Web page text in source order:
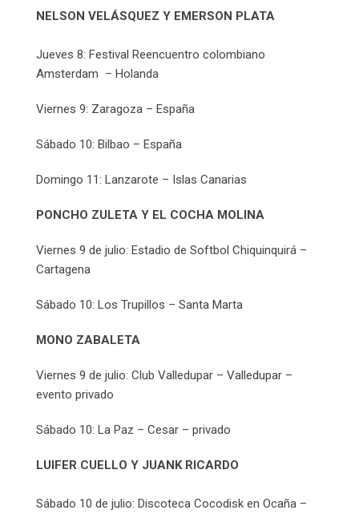
NELSON VELÁSQUEZ Y EMERSON PLATA
Jueves 8: Festival Reencuentro colombiano
Amsterdam – Holanda
Viernes 9: Zaragoza – España
Sábado 10: Bilbao – España
Domingo 11: Lanzarote – Islas Canarias
PONCHO ZULETA Y EL COCHA MOLINA
Viernes 9 de julio: Estadio de Softbol Chiquinquirá –
Cartagena
Sábado 10: Los Trupillos – Santa Marta
MONO ZABALETA
Viernes 9 de julio: Club Valledupar – Valledupar –
evento privado
Sábado 10: La Paz – Cesar – privado
LUIFER CUELLO Y JUANK RICARDO
Sábado 10 de julio: Discoteca Cocodisk en Ocaña –